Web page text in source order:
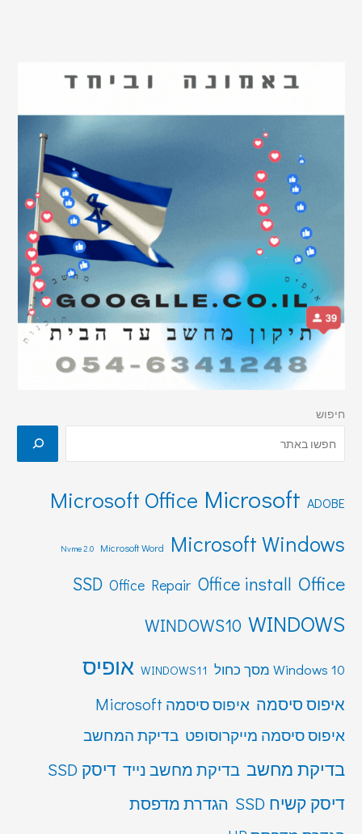
חיפוש
ADOBE
Microsoft
Microsoft Office
Microsoft Windows
Microsoft Word
Nvme 2.0
Office
Office install
Office Repair
SSD
WINDOWS
WINDOWS10
Windows 10 מסך כחול WINDOWS11 אופיס
איפוס סיסמה איפוס סיסמה Microsoft
איפוס סיסמה מייקרוסופט בדיקת המחשב
בדיקת מחשב בדיקת מחשב נייד דיסק SSD
דיסק קשיח SSD
הגדרת מדפסת